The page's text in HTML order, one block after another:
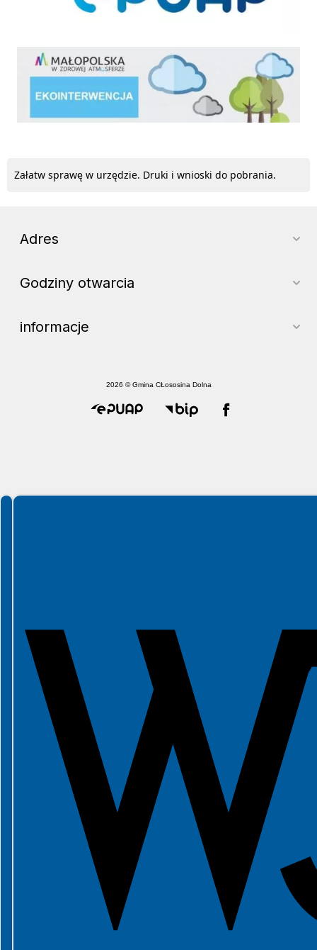
ekointerwencja
Załatw sprawę w urzędzie. Druki i wnioski do pobrania.
Adres
Godziny otwarcia
informacje
2026 © Gmina CŁososina Dolna
Spełniamy standardy WCAG 2.2
Spełniamy standardy W3C